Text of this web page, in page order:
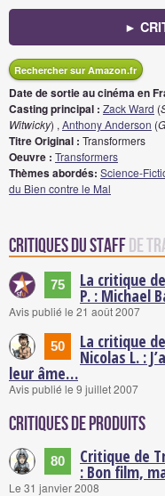
►
Rechercher sur Amazon.fr
Date de sortie au cinéma en
Casting principal : Zack Ward (
Witwicky) , Anthony Anderson (
Titre Original : Transformers
Oeuvre : Transformers
Thèmes abordés: Science-
du Bien contre le Mal
Critiques du staffde
75 La critique
P. : Michael
Avis publié le 21 août 2007
50 La critique
Nicolas L. :
leur âme…
Avis publié le 9 juillet 2007
Critiques de produits
80 Critique de
: Bon film,
Le 31 janvier 2008